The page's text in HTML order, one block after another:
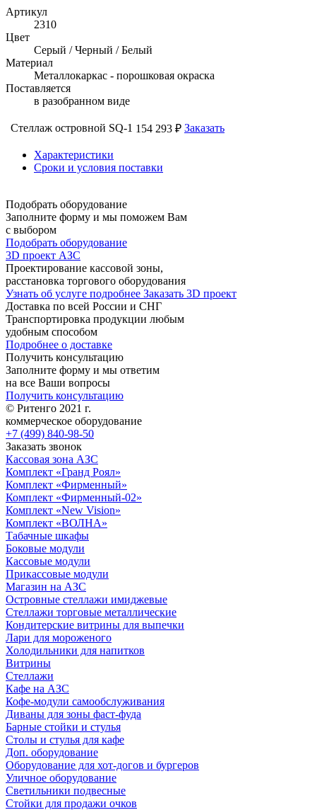
Артикул
2310
Цвет
Серый / Черный / Белый
Материал
Металлокаркас - порошковая окраска
Поставляется
в разобранном виде
Стеллаж островной SQ-1 154 293 ₽ Заказать
Характеристики
Сроки и условия поставки
Подобрать оборудование
Заполните форму и мы поможем Вам
с выбором
Подобрать оборудование
3D проект АЗС
Проектирование кассовой зоны,
расстановка торгового оборудования
Узнать об услуге подробнее Заказать 3D проект
Доставка по всей России и СНГ
Транспортировка продукции любым
удобным способом
Подробнее о доставке
Получить консультацию
Заполните форму и мы ответим
на все Ваши вопросы
Получить консультацию
© Ритенго 2021 г.
коммерческое оборудование
+7 (499) 840-98-50
Заказать звонок
Кассовая зона АЗС
Комплект «Гранд Роял»
Комплект «Фирменный»
Комплект «Фирменный-02»
Комплект «New Vision»
Комплект «ВОЛНА»
Табачные шкафы
Боковые модули
Кассовые модули
Прикассовые модули
Магазин на АЗС
Островные стеллажи имиджевые
Стеллажи торговые металлические
Кондитерские витрины для выпечки
Лари для мороженого
Холодильники для напитков
Витрины
Стеллажи
Кафе на АЗС
Кофе-модули самообслуживания
Диваны для зоны фаст-фуда
Барные стойки и стулья
Столы и стулья для кафе
Доп. оборудование
Оборудование для хот-догов и бургеров
Уличное оборудование
Светильники подвесные
Стойки для продажи очков